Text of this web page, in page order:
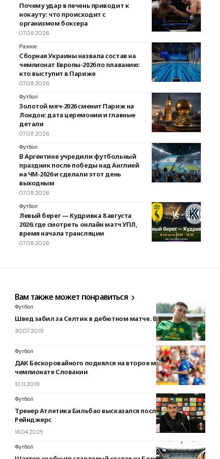
Почему удар в печень приводит к
нокауту: что происходит с
организмом боксера
07.08.2026
Разное
Сборная Украины назвала состав на
чемпионат Европы-2026 по плаванию:
кто выступит в Париже
07.08.2026
Футбол
Золотой мяч-2026 сменит Париж на
Лондон: дата церемонии и главные
детали
07.08.2026
Футбол
В Аргентине учредили футбольный
праздник после победы над Англией
на ЧМ-2026 и сделали этот день
выходным
07.08.2026
Футбол
Левый берег — Кудривка 8 августа
2026: где смотреть онлайн матч УПЛ,
время начала трансляции
07.08.2026
Вам также может понравиться
Футбол
Швед забил за Селтик в дебютном матче. ВИДЕО
30.07.2019
Футбол
ДАК Бескоровайного поднялся на второе место в
чемпионате Словакии
10.11.2019
Футбол
Тренер Атлетика Бильбао высказался после победы над
Рейнджерс
18.04.2025
Футбол